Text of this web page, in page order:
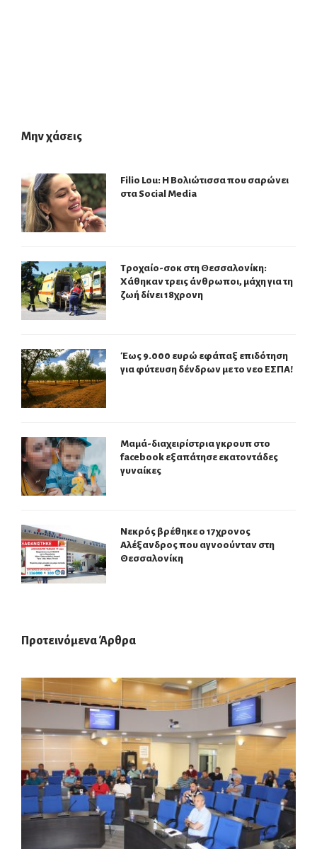
Μην χάσεις
Filio Lou: Η Βολιώτισσα που σαρώνει
στα Social Media
Τροχαίο-σοκ στη Θεσσαλονίκη:
Χάθηκαν τρεις άνθρωποι, μάχη για τη
ζωή δίνει 18χρονη
Έως 9.000 ευρώ εφάπαξ επιδότηση
για φύτευση δένδρων με το νεο ΕΣΠΑ!
Μαμά-διαχειρίστρια γκρουπ στο
facebook εξαπάτησε εκατοντάδες
γυναίκες
Νεκρός βρέθηκε ο 17χρονος
Αλέξανδρος που αγνοούνταν στη
Θεσσαλονίκη
Προτεινόμενα Άρθρα